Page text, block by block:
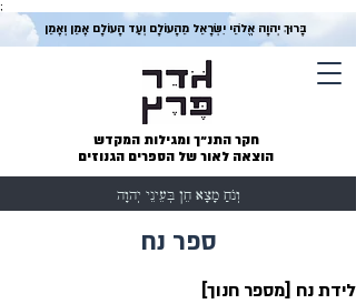
;
בָּרוּךְ יְהוָה אֱלֹהֵי יִשְׂרָאֵל מֵהָעוֹלָם וְעַד הָעוֹלָם אָמֵן וְאָמֵן
חקר התנ״ך ומגילות המקדש
הוצאה לאור של הספרים הגנוזים
וְנֹחַ מָצָא חֵן בְּעֵינֵי יְהוָה
ספר נח
לידת נח [מספר חנוך]